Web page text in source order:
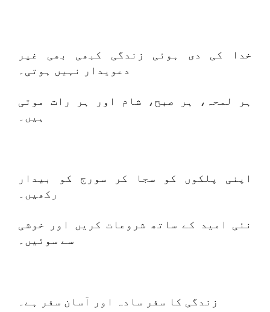
خدا کی دی ہوئی زندگی کبھی بھی غیر
دعویدار نہیں ہوتی۔
ہر لمحہ، ہر صبح، شام اور ہر رات موتی
ہیں۔
اپنی پلکوں کو سجا کر سورج کو بیدار
رکھیں۔
نئی امید کے ساتھ شروعات کریں اور خوشی
سے سوئیں۔
زندگی کا سفر سادہ اور آسان سفر ہے۔